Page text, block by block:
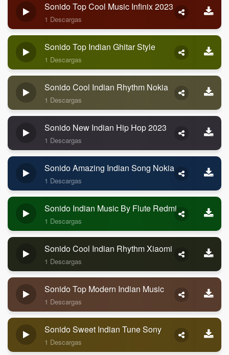
Sonido Top Cool Music Infinix 2023
1 Descargas
Sonido Top Indian Ghitar Style
1 Descargas
Sonido Cool Indian Rhythm Nokia
1 Descargas
Sonido New Indian Hip Hop 2023
1 Descargas
Sonido Amazing Indian Song Nokia
1 Descargas
Sonido Indian Music By Flute Redmi
1 Descargas
Sonido Cool Indian Rhythm Xiaomi
1 Descargas
Sonido Top Modern Indian Music
1 Descargas
Sonido Sweet Indian Tune Sony
1 Descargas